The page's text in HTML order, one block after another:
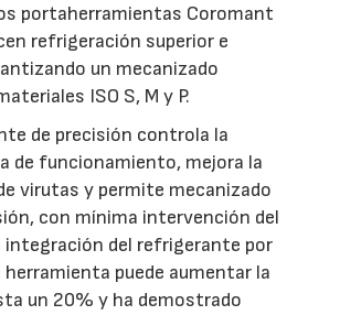
portaherramientas Coromant
refrigeración superior e
un mecanizado
ISO S, M y P.
de precisión controla la
de funcionamiento, mejora la
virutas y permite mecanizado
con mínima intervención del
integración del refrigerante por
herramienta puede aumentar la
un 20% y ha demostrado